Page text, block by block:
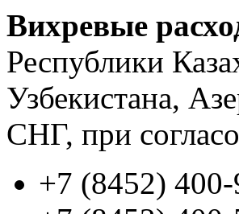
Вихревые
Республики
Узбекистана,
СНГ, при
+7 (8452)